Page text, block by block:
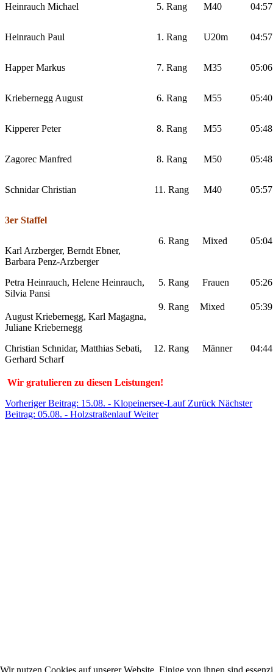
Heinrauch Michael 5. Rang M40
Heinrauch Paul 1. Rang U20m
Happer Markus 7. Rang M35
Kriebernegg August 6. Rang M55
Kipperer Peter 8. Rang M55
Zagorec Manfred 8. Rang M50
Schnidar Christian 11. Rang M40
3er Staffel
Karl Arzberger, Berndt Ebner,
Barbara Penz-Arzberger
6. Rang Mixed
Petra Heinrauch, Helene Heinrauch,
Silvia Pansi
5. Rang Frauen
August Kriebernegg, Karl Magagna,
Juliane Kriebernegg
9. Rang Mixed
Christian Schnidar, Matthias Sebati,
Gerhard Scharf
12. Rang Männer
Wir gratulieren zu diesen Leistungen!
Vorheriger Beitrag: 15.08. - Klopeinersee-Lauf Zurück Nächster
Beitrag: 05.08. - HolzstraßenlaufWeiter
Wir nutzen Cookies auf unserer Website. Einige von ihnen sind